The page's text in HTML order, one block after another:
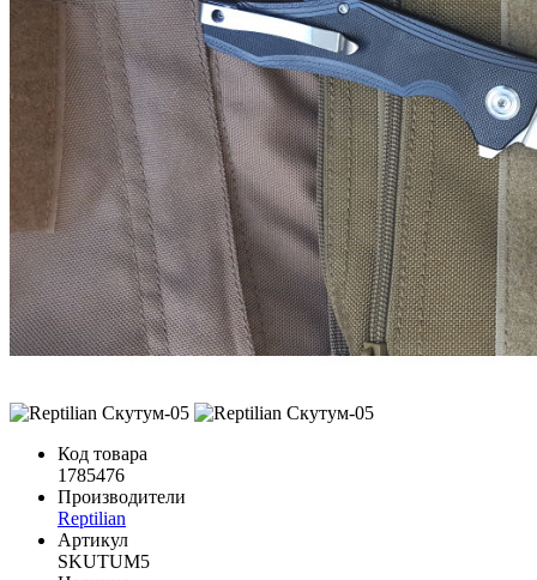
Код товара
1785476
Производители
Reptilian
Артикул
SKUTUM5